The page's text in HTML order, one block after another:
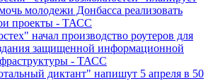
молодежи Донбасса реализовать
проекты - ТАСС
начал производство роутеров для
защищенной информационной
- ТАСС
диктант" напишут 5 апреля в 50